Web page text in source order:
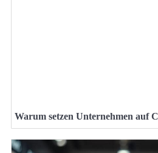
Warum setzen Unternehmen auf